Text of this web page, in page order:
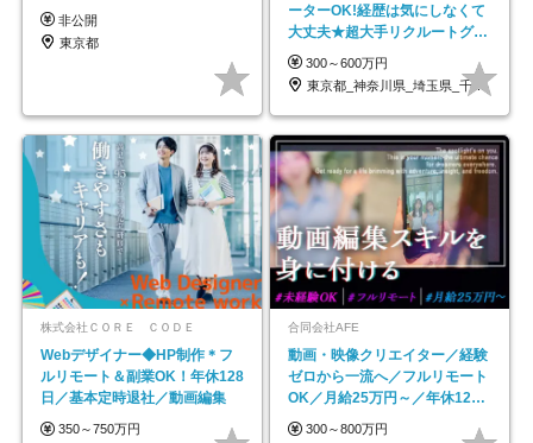
非公開
東京都
ーターOK!経歴は気にしなくて
大丈夫★超大手リクルートグル
ープの正社員/sg
300～600万円
東京都_神奈川県_埼玉県_千葉県_大阪府…
株式会社ＣＯＲＥ ＣＯＤＥ
Webデザイナー◆HP制作＊フ
ルリモート＆副業OK！年休128
日／基本定時退社／動画編集
350～750万円
合同会社AFE
動画・映像クリエイター／経験
ゼロから一流へ／フルリモート
OK／月給25万円～／年休125
日以上
300～800万円